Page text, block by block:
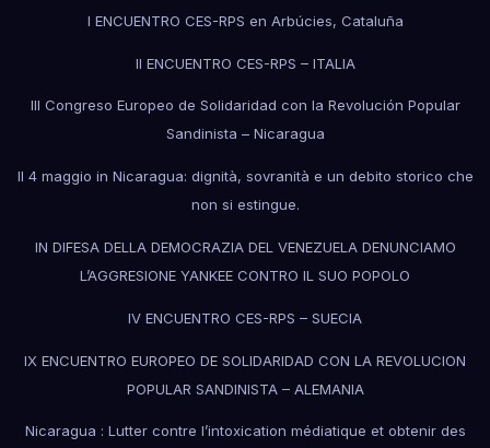
I ENCUENTRO CES-RPS en Arbúcies, Cataluña
II ENCUENTRO CES-RPS – ITALIA
III Congreso Europeo de Solidaridad con la Revolución Popular
Sandinista – Nicaragua
Il 4 maggio in Nicaragua: dignità, sovranità e un debito storico che
non si estingue.
IN DIFESA DELLA DEMOCRAZIA DEL VENEZUELA DENUNCIAMO
L’AGGRESIONE YANKEE CONTRO IL SUO POPOLO
IV ENCUENTRO CES-RPS – SUECIA
IX ENCUENTRO EUROPEO DE SOLIDARIDAD CON LA REVOLUCION
POPULAR SANDINISTA – ALEMANIA
Nicaragua : Lutter contre l’intoxication médiatique et obtenir des